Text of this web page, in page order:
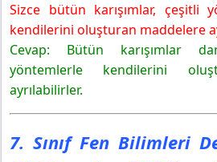
7. Sınıf Fen Bilimleri Ders
MEB Yayınları
Deneye Deneye
Sonuç:
7. Sınıf Fen Bilimleri Ders Kitabı
Sizce bütün karışımlar, çeşitli
kendilerini oluşturan maddelere
Cevap: Bütün karışımlar
yöntemlerle kendilerini
ayrılabilirler.
7. Sınıf Fen Bilimleri